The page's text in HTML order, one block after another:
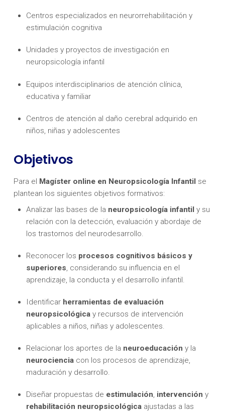
Centros especializados en neurorrehabilitación y
estimulación cognitiva
Unidades y proyectos de investigación en
neuropsicología infantil
Equipos interdisciplinarios de atención clínica,
educativa y familiar
Centros de atención al daño cerebral adquirido en
niños, niñas y adolescentes
Objetivos
Para el Magíster online en Neuropsicología Infantilse
plantean los siguientes objetivos formativos:
Analizar las bases de la neuropsicología infantil y su
relación con la detección, evaluación y abordaje de
los trastornos del neurodesarrollo.
Reconocer los procesos cognitivos básicos y
superiores, considerando su influencia en el
aprendizaje, la conducta y el desarrollo infantil.
Identificar herramientas de evaluación
neuropsicológica y recursos de intervención
aplicables a niños, niñas y adolescentes.
Relacionar los aportes de la neuroeducación y la
neurociencia con los procesos de aprendizaje,
maduración y desarrollo.
Diseñar propuestas de estimulación, intervención y
rehabilitación neuropsicológica ajustadas a las